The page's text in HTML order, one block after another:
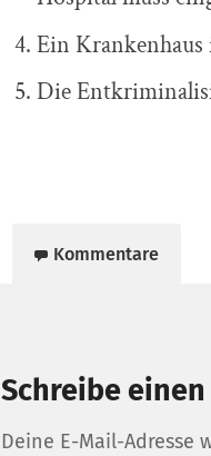
Ein
Die
Kommentare
Schreibe
Deine E-Mail-